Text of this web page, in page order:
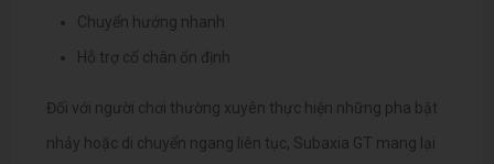
Chuyển hướng nhanh
Hỗ trợ cổ chân ổn định
Đối với người chơi thường xuyên thực hiện những pha bật
nhảy hoặc di chuyển ngang liên tục, Subaxia GT mang lại